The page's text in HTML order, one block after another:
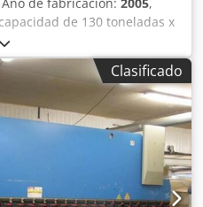
de 130 toneladas x
prensa plegadora
con CD 2000 CONTROL
Protectores láser FEISSLER
lateral y trasero con
Amada HFT 13/3,
Año: 2005 Fuerza:
Ejes controlados: Y1, Y2, X,
3000 mm Altura abierta:
de aproximación: 100
Clasificado